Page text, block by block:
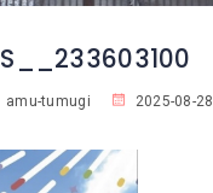
S__233603100
amu-tumugi 2025-08-28